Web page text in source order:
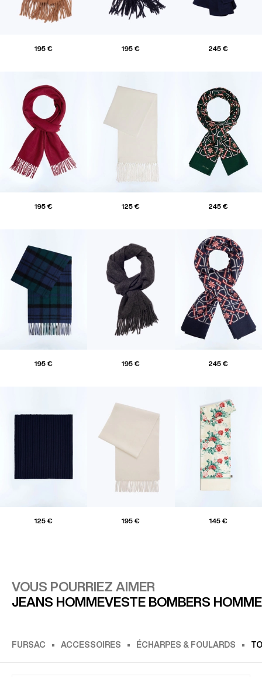
195 € 195 € 245 €
195 € 125 € 245 €
195 € 195 € 245 €
125 € 195 € 145 €
VOUS POURRIEZ AIMER
JEANS HOMMEVESTE BOMBERS HOMME
FURSAC ACCESSOIRES ÉCHARPES & FOULARDS